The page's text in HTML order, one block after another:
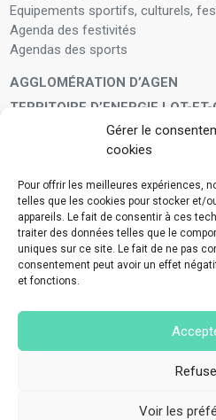
Gérer le
cookies
Pour offrir les meilleures expériences,
telles que les cookies pour stocker et/
appareils. Le fait de consentir à ces
traiter des données telles que le
uniques sur ce site. Le fait de ne pas
consentement peut avoir un effet
et fonctions.
Voir les
Equipements sportifs, culturels,
Agenda des festivités
Agendas des sports
AGGLOMÉRATION D’AGEN
TERRITOIRE D’ENERGIE LOT-
VIVRE À VOS CÔTÉS
Service municipal d’aide
Aide à la personne en difficulté
Télé-alerte
Collecte des déchets ménagers
Application Mes déchets-Agglo